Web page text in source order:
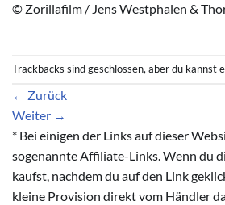
© Zorillafilm / Jens Westphalen &
Trackbacks sind geschlossen, aber du kannst
← Zurück
Weiter →
* Bei einigen der Links auf dieser
sogenannte Affiliate-Links. Wenn du
kaufst, nachdem du auf den Link
kleine Provision direkt vom Händler